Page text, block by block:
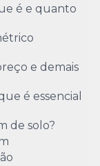
é e quanto
e demais
é essencial
de solo?